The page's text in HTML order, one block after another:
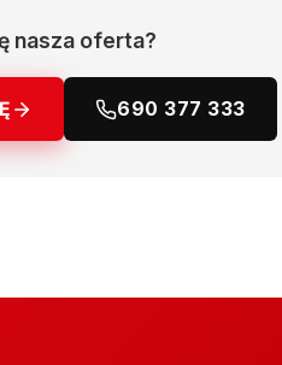
nasza oferta?
690 377 333